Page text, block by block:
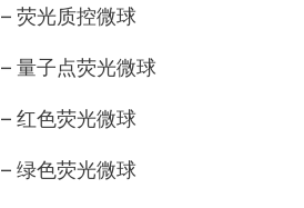
– 荧光质控微球
– 量子点荧光微球
– 红色荧光微球
– 绿色荧光微球